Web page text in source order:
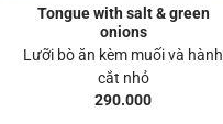
Tongue with salt & green
onions
Lưỡi bò ăn kèm muối và hành
cắt nhỏ
290.000